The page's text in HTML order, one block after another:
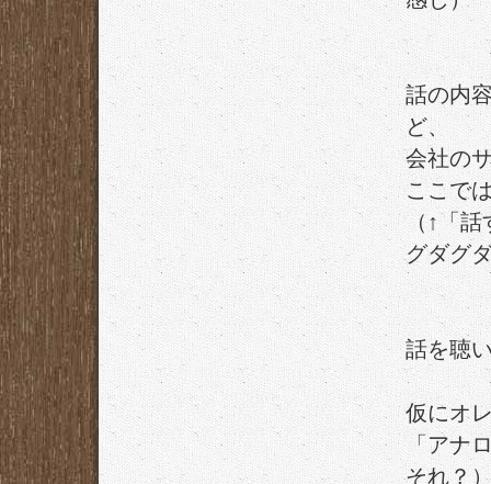
話の内
ど、
会社の
ここで
（↑「
グダグ
話を聴
仮にオ
「アナ
それ？